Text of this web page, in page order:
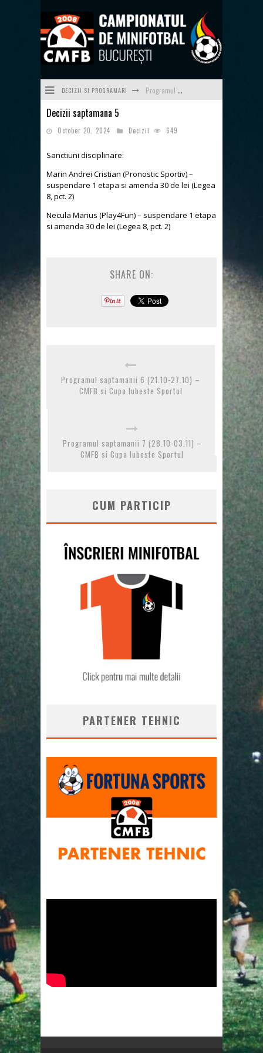
DECIZII SI PROGRAMARI Programul săptămânii 23/24 (08.06-14.06)
Programul săptămânii 19 (11.05-17.05)
Decizii saptamana 5
October 20, 2024 Decizii 649
Sanctiuni disciplinare:
Marin Andrei Cristian (Pronostic Sportiv) –
suspendare 1 etapa si amenda 30 de lei (Legea
8, pct. 2)
Necula Marius (Play4Fun) – suspendare 1 etapa
si amenda 30 de lei (Legea 8, pct. 2)
SHARE ON:
Programul saptamanii 6 (21.10-27.10) –
CMFB si Cupa Iubeste Sportul
Programul saptamanii 7 (28.10-03.11) –
CMFB si Cupa Iubeste Sportul
CUM PARTICIP
PARTENER TEHNIC